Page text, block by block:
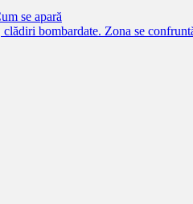
se apară
bombardate. Zona se